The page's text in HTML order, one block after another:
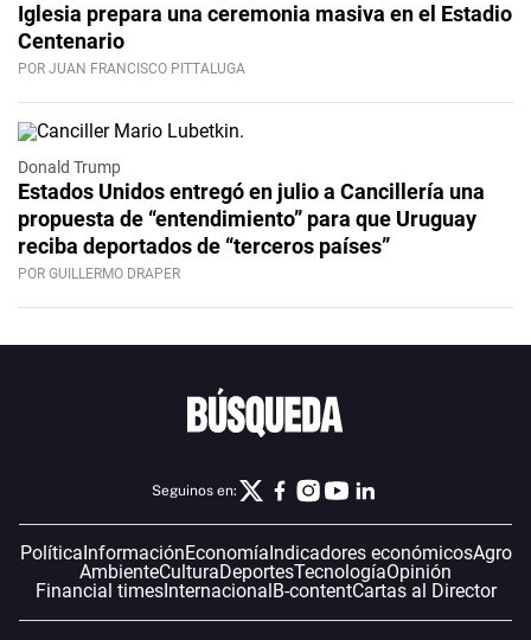
Iglesia prepara una ceremonia masiva en el Estadio
Centenario
POR JUAN FRANCISCO PITTALUGA
Donald Trump
Estados Unidos entregó en julio a Cancillería una
propuesta de “entendimiento” para que Uruguay
reciba deportados de “terceros países”
POR GUILLERMO DRAPER
Seguinos en:
PolíticaInformaciónEconomíaIndicadores económicosAgro
AmbienteCulturaDeportesTecnologíaOpinión
Financial timesInternacionalB-contentCartas al Director